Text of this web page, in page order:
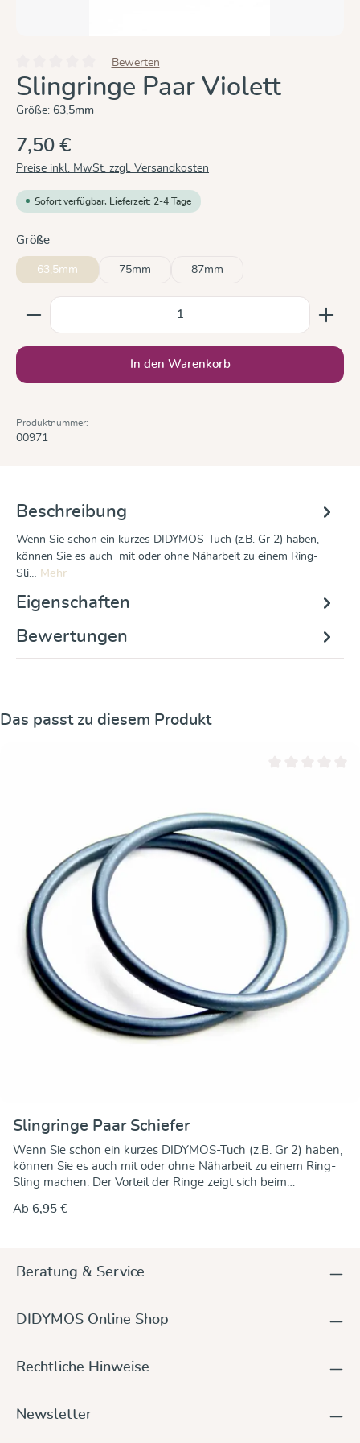
Durchschnittliche Bewertung von 0 von 5 Sternen
Bewerten
Slingringe Paar Violett
Größe: 63,5mm
7,50 €
Preise inkl. MwSt. zzgl. Versandkosten
Sofort verfügbar, Lieferzeit: 2-4 Tage
Größeauswählen
63,5mm 75mm 87mm
Produkt Anzahl: Gib den gewünschten Wert ein
In den Warenkorb
Produktnummer:
00971
Beschreibung
Wenn Sie schon ein kurzes DIDYMOS-Tuch (z.B. Gr 2) haben,
können Sie es auch mit oder ohne Näharbeit zu einem Ring-
Sli… Mehr
Eigenschaften
Bewertungen
Produktgalerie überspringen
Das passt zu diesem Produkt
Slingringe Paar Schiefer
Wenn Sie schon ein kurzes DIDYMOS-Tuch (z.B. Gr 2) haben,
können Sie es auch mit oder ohne Näharbeit zu einem Ring-
Sling machen. Der Vorteil der Ringe zeigt sich beim
noch am freien Ende zu ziehen. Die Ringe klemmen das Tuch
Allergiker geeignet. Die Slingringe sind in unterschiedlichen
Erscheinungsbild sind produktionsbedingt!
Ab 6,95 €
Beratung & Service
DIDYMOS Online Shop
Rechtliche Hinweise
Newsletter